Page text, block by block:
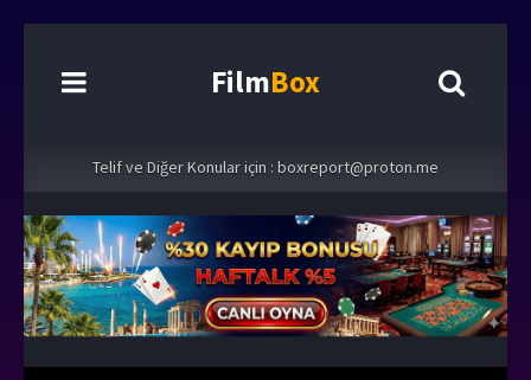
FilmBox
Telif ve Diğer Konular için : boxreport@proton.me